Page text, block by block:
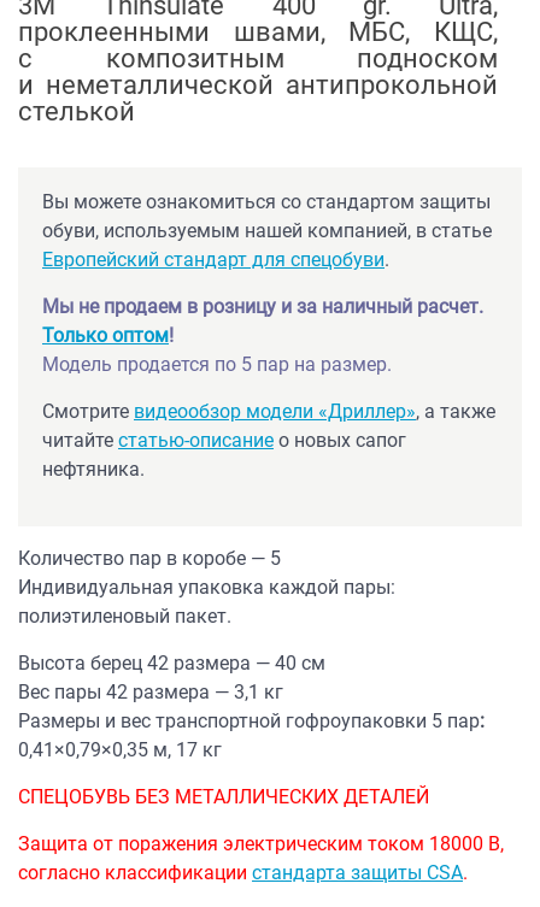
проклеенными швами, МБС, КЩС,
с композитным подноском
и неметаллической антипрокольной
стелькой
Вы можете ознакомиться со стандартом защиты
обуви, используемым нашей компанией, в статье
Европейский стандарт для спецобуви.
Мы не продаем в розницу и за наличный расчет.
Только оптом!
Модель продается по 5 пар на размер.
Смотрите видеообзор модели «Дриллер», а также
читайте статью-описание о новых сапог
нефтяника.
Количество пар в коробе — 5
Индивидуальная упаковка каждой пары:
полиэтиленовый пакет.
Высота берец 42 размера — 40 см
Вес пары 42 размера — 3,1 кг
Размеры и вес транспортной гофроупаковки 5 пар:
0,41×0,79×0,35 м, 17 кг
СПЕЦОБУВЬ БЕЗ МЕТАЛЛИЧЕСКИХ ДЕТАЛЕЙ
Защита от поражения электрическим током 18000 В,
согласно классификации стандарта защиты CSA.